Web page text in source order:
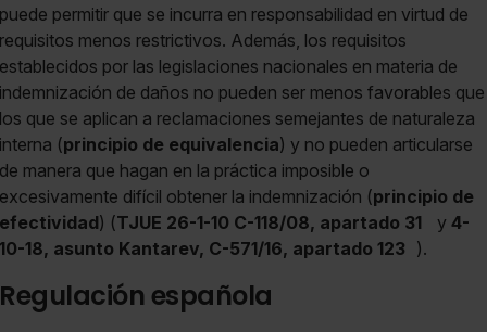
puede permitir que se incurra en responsabilidad en virtud de
requisitos menos restrictivos. Además, los requisitos
establecidos por las legislaciones nacionales en materia de
indemnización de daños no pueden ser menos favorables que
los que se aplican a reclamaciones semejantes de naturaleza
interna (principio de equivalencia) y no pueden articularse
de manera que hagan en la práctica imposible o
excesivamente difícil obtener la indemnización (principio de
efectividad) (TJUE 26-1-10 C-118/08, apartado 31 y 4-
10-18, asunto Kantarev, C-571/16, apartado 123 ).
Regulación española